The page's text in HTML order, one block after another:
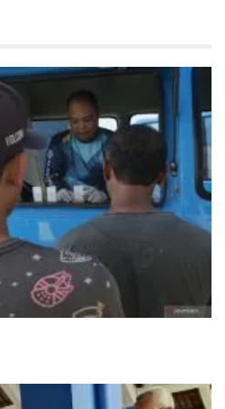
BNN lakukan cek urine